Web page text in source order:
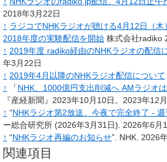
2018年3月22日
↑ ラジコでNHKラジオが聴ける4月12日（木
2018年度の実験配信を開始 株式会社radiko
↑ 2019年度 radiko経由のNHKラジオの配信
年3月22日
↑ 2019年4月以降のNHKラジオ配信について
↑
「NHK、1000億円支出削減へ AMラジオ
『産経新聞』2023年10月10日。2023年12月
↑ “NHKラジオ第2放送、今夜で完全終了 -
ー総合研究所 (2026年3月31日).
2026年6月
↑ “NHKラジオ再編のお知らせ”. NHK. 2026
関連項目